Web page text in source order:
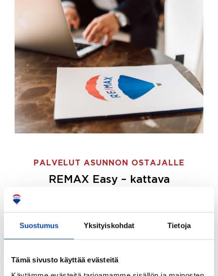
Suostumus Yksityiskohdat Tietoja
Tämä sivusto käyttää evästeitä
PALVELUT ASUNNON OSTAJALLE
REMAX Easy – kattava
ostajille.
Tee ostotoimeksianto ja etsimme juuri